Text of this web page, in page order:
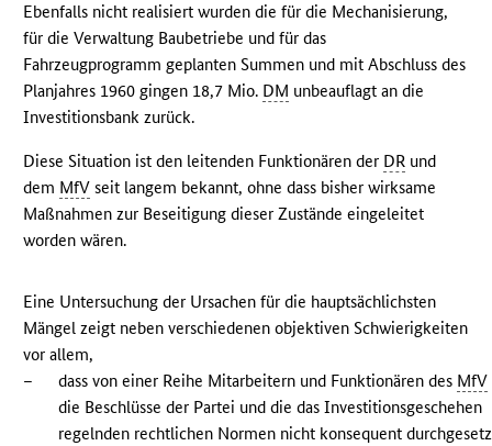
Ebenfalls nicht realisiert wurden die für die Mechanisierung,
für die Verwaltung Baubetriebe und für das
Fahrzeugprogramm geplanten Summen und mit Abschluss des
Planjahres 1960 gingen 18,7 Mio. DM unbeauflagt an die
Investitionsbank zurück.
Diese Situation ist den leitenden Funktionären der DR und
dem MfV seit langem bekannt, ohne dass bisher wirksame
Maßnahmen zur Beseitigung dieser Zustände eingeleitet
worden wären.
Eine Untersuchung der Ursachen für die hauptsächlichsten
Mängel zeigt neben verschiedenen objektiven Schwierigkeiten
vor allem,
–
dass von einer Reihe Mitarbeitern und Funktionären des MfV
die Beschlüsse der Partei und die das Investitionsgeschehen
regelnden rechtlichen Normen nicht konsequent